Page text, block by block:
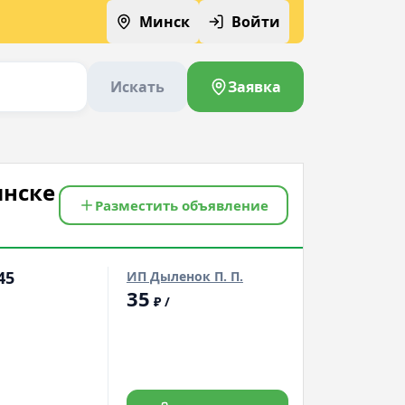
Минск Войти
Искать Заявка
Разместить объявление
ИП Дыленок П. П.
35 ₽/